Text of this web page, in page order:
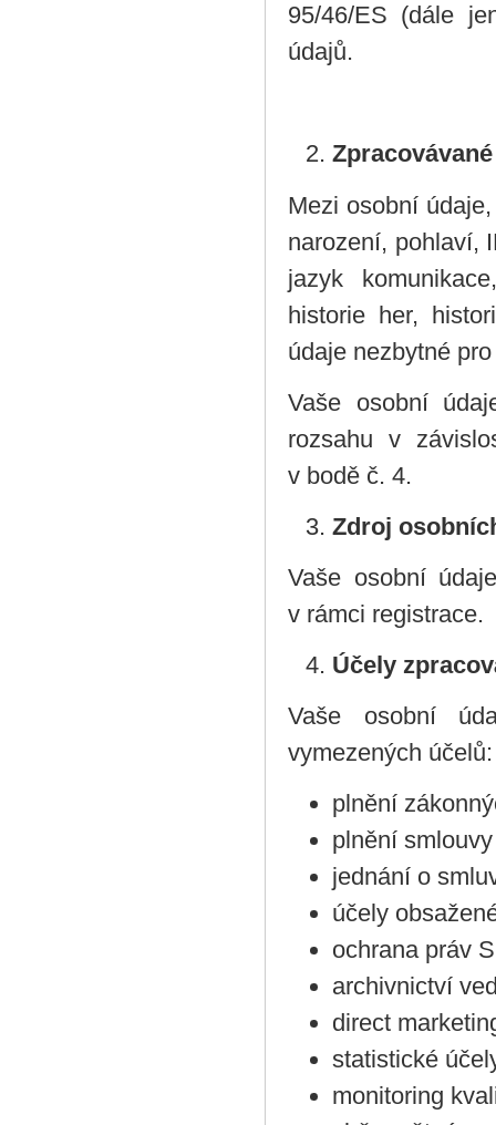
95/46/ES (dále
údajů.
Mezi osobní
narození, pohlaví,
jazyk
historie her,
údaje nezbytné
Vaše osobní
rozsahu v
v bodě č. 4.
Zdroj
Vaše osobní
v rámci registrace.
Účely
Vaše osobní
vymezených účelů:
plnění
plnění
jednání o
účely
ochrana práv
archivnictví
direct
statistické
monitoring